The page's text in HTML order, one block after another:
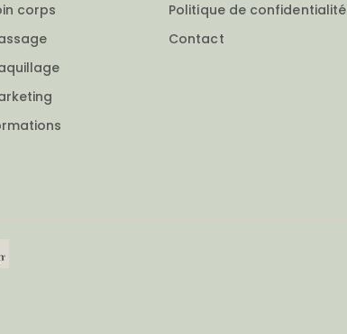
corps
Politique de confidentialité
Contact